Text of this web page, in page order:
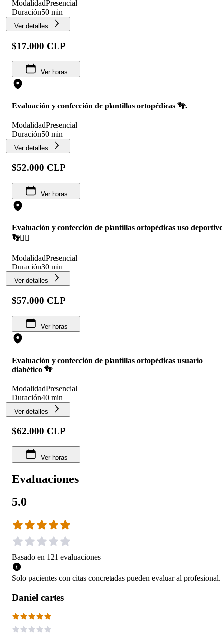
ModalidadPresencial
Duración50 min
Ver detalles
$17.000 CLP
Ver horas
Evaluación y confección de plantillas ortopédicas 👣.
ModalidadPresencial
Duración50 min
Ver detalles
$52.000 CLP
Ver horas
Evaluación y confección de plantillas ortopédicas uso
👣🏃‍♂️
ModalidadPresencial
Duración30 min
Ver detalles
$57.000 CLP
Ver horas
Evaluación y confección de plantillas ortopédicas usuario
diabético 👣
ModalidadPresencial
Duración40 min
Ver detalles
$62.000 CLP
Ver horas
Evaluaciones
5.0
Basado en 121 evaluaciones
Solo pacientes con citas concretadas pueden evaluar al profesional.
Daniel cartes